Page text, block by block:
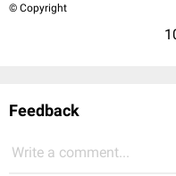
© Copyright
Feedback
Write a comment...